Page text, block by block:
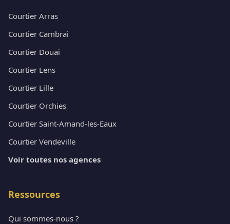
Courtier Arras
Courtier Cambrai
Courtier Douai
Courtier Lens
Courtier Lille
Courtier Orchies
Courtier Saint-Amand-les-Eaux
Courtier Vendeville
Voir toutes nos agences
Ressources
Qui sommes-nous ?